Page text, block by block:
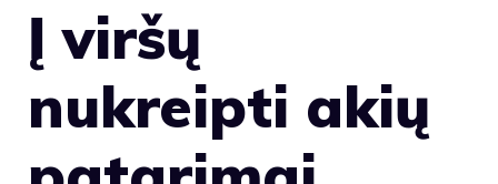
Į viršų
nukreipti akių